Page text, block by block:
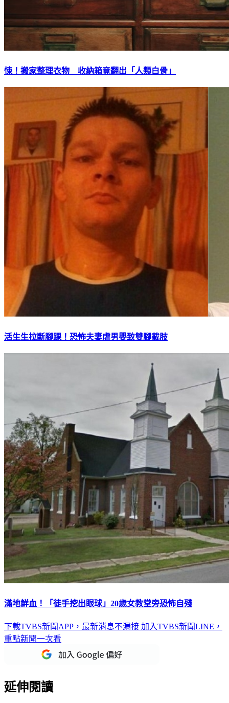
悚！搬家整理衣物 收納箱竟翻出「人類白骨」
活生生拉斷腳踝！恐怖夫妻虐男嬰致雙腳截肢
滿地鮮血！「徒手挖出眼球」20歲女教堂旁恐怖自殘
下載TVBS新聞APP，最新消息不漏接 加入TVBS新聞LINE，
重點新聞一次看
延伸閱讀